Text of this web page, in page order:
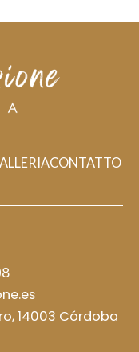
CONTATTO
14003 Córdoba